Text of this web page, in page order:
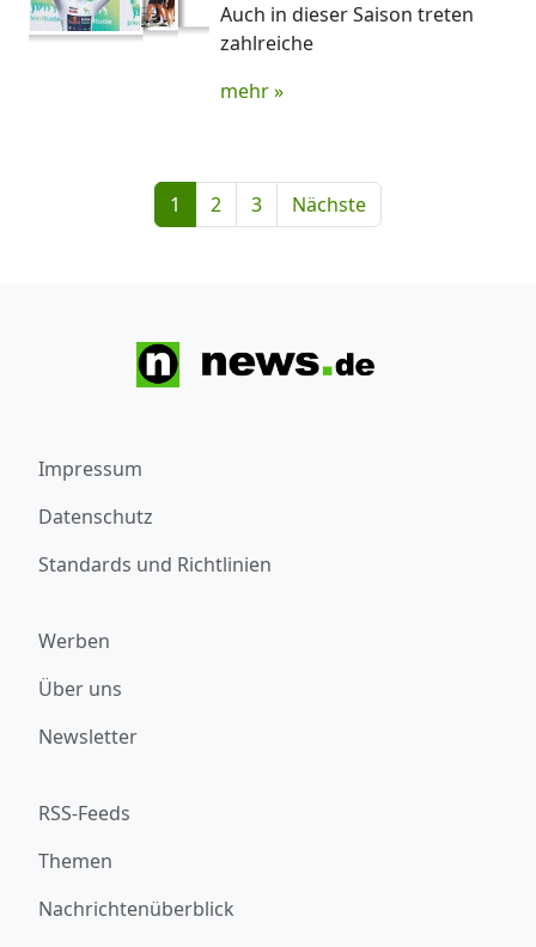
Auch in dieser Saison treten
zahlreiche
mehr »
1 2 3 Nächste
Impressum
Datenschutz
Standards und Richtlinien
Werben
Über uns
Newsletter
RSS-Feeds
Themen
Nachrichtenüberblick